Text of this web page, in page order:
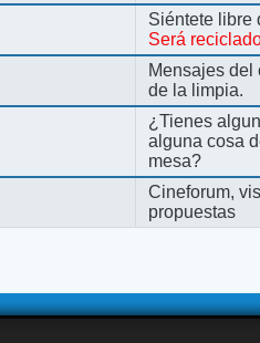
Siéntete libre
Será
Mensajes del
de la limpia.
¿Tienes
alguna cosa
mesa?
Cineforum,
propuestas